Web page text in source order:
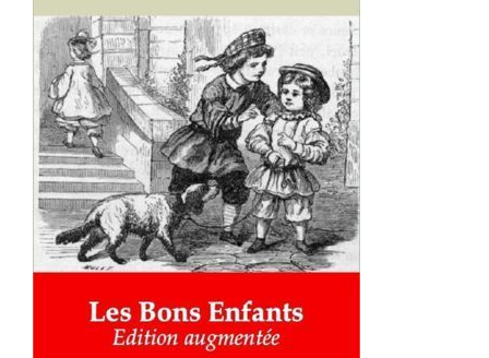
AJOUTER AU PANIER / DÉTAILS